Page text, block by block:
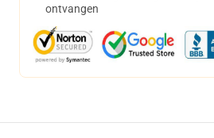
ontvangen